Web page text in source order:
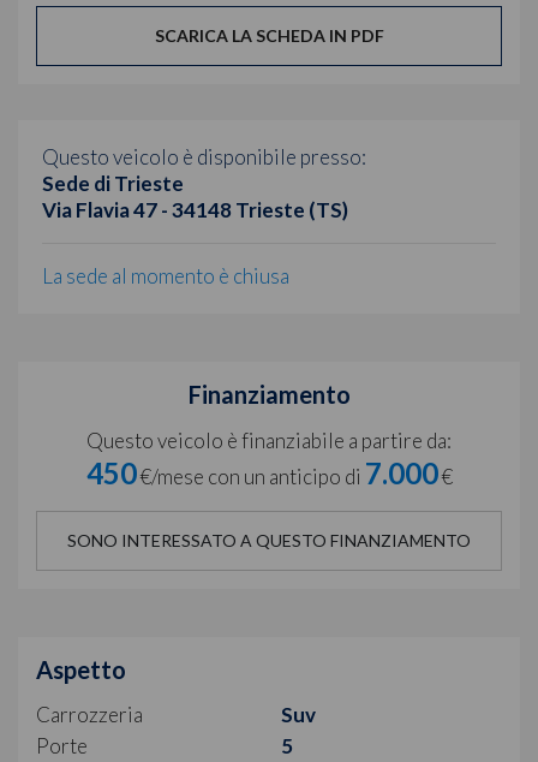
SCARICA LA SCHEDA IN PDF
Questo veicolo è disponibile presso:
Sede di Trieste
Via Flavia 47 - 34148 Trieste (TS)
La sede al momento è chiusa
Finanziamento
Questo veicolo è finanziabile a partire da:
450€/mese con un anticipo di 7.000€
SONO INTERESSATO A QUESTO FINANZIAMENTO
Aspetto
Carrozzeria
Suv
Porte
5